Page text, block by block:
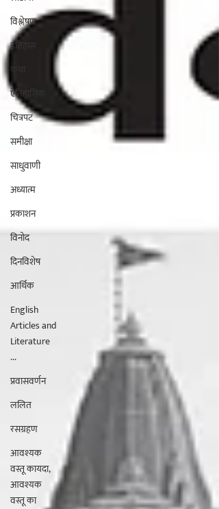
विश्लेषण
इतिहास
कथा
ऎतिहासिक
चित्रपट
समीक्षा
साधुवाणी
अध्यात्म
प्रकाशन
विनोद
दिनविशेष
आर्थिक
English
Articles and
Literature
...
प्रवासवर्णन
ललित
रसग्रहण
आवश्यक
वस्तू कायदा,
आवश्यक
वस्तू का